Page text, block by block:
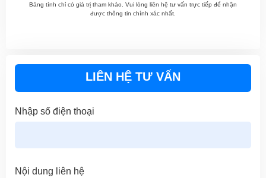
Bảng tính chỉ có giá trị tham khảo. Vui lòng liên hệ tư vấn trực tiếp để nhận
được thông tin chính xác nhất.
LIÊN HỆ TƯ VẤN
Nhập số điện thoại
Nội dung liên hệ